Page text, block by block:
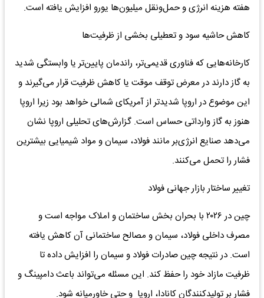
هفته هزینه انرژی و حمل‌ونقل میلیون‌ها یورو افزایش یافته است.
کاهش حاشیه سود و تعطیلی بخشی از ظرفیت‌ها
کارخانه‌هایی که فناوری قدیمی‌تر، راندمان پایین‌تر یا وابستگی شدید
به گاز دارند در معرض توقف موقت یا کاهش ظرفیت قرار می‌گیرند و
این موضوع در اروپا شدیدتر از آمریکای شمالی خواهد بود زیرا اروپا
هنوز به گاز وارداتی حساس است. گزارش‌های تحلیلی اروپا نشان
می‌دهد صنایع انرژی‌بر مانند فولاد، سیمان و مواد شیمیایی بیشترین
فشار را تحمل می‌کنند.
تغییر ساختار بازار جهانی فولاد
چین در ۲۰۲۶ با بحران بخش ساختمان و املاک مواجه است و
مصرف داخلی فولاد، سیمان و مصالح ساختمانی آن کاهش یافته
است. در نتیجه چین صادرات فولاد و سیمان را افزایش داده تا
ظرفیت مازاد خود را حفظ کند. این مسئله می‌تواند باعث دامپینگ و
فشار بر تولیدکنندگان کانادا، اروپا و حتی خاورمیانه شود.